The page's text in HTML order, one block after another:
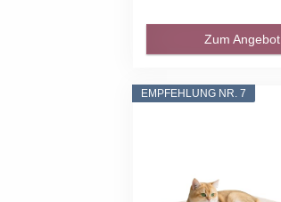
Zum Angebot
EMPFEHLUNG NR. 7